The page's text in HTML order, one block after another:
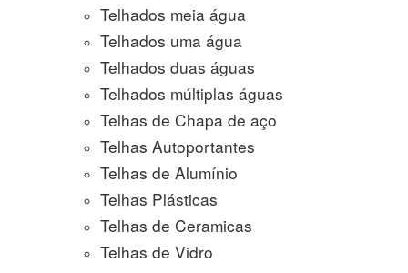
Telhados meia água
Telhados uma água
Telhados duas águas
Telhados múltiplas águas
Telhas de Chapa de aço
Telhas Autoportantes
Telhas de Alumínio
Telhas Plásticas
Telhas de Ceramicas
Telhas de Vidro